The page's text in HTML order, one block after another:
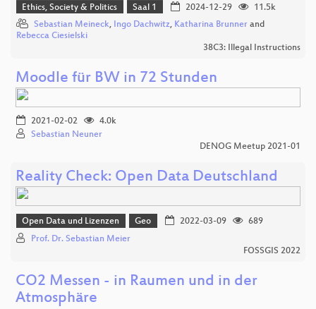
Ethics, Society & Politics Saal 1 2024-12-29
11.5k
Sebastian Meineck, Ingo Dachwitz, Katharina Brunner and
Rebecca Ciesielski
38C3: Illegal Instructions
Moodle für BW in 72 Stunden
2021-02-02
4.0k
Sebastian Neuner
DENOG Meetup 2021-01
Reality Check: Open Data Deutschland
Open Data und Lizenzen Geo 2022-03-09
689
Prof. Dr. Sebastian Meier
FOSSGIS 2022
CO2 Messen - in Raumen und in der
Atmosphäre